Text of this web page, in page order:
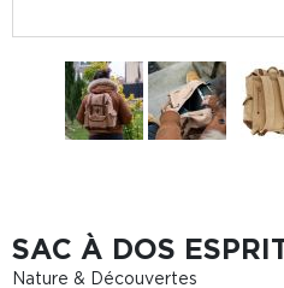
SAC À DOS
Nature & Découvertes